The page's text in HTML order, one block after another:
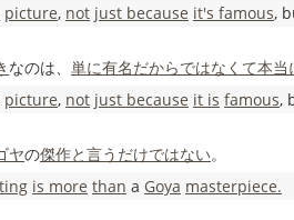
picture, not just because it's famous,
なのは、 単に有名だからではなくて本当
picture, not just because it is famous,
ヤの傑作と言う だけではない。
is more than a Goya masterpiece.